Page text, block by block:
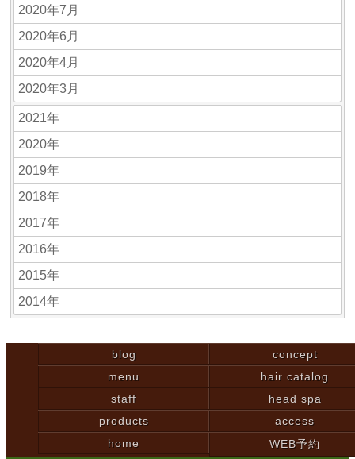
2020年7月
2020年6月
2020年4月
2020年3月
2021年
2020年
2019年
2018年
2017年
2016年
2015年
2014年
blog
concept
menu
hair catalog
staff
head spa
products
access
home
WEB予約